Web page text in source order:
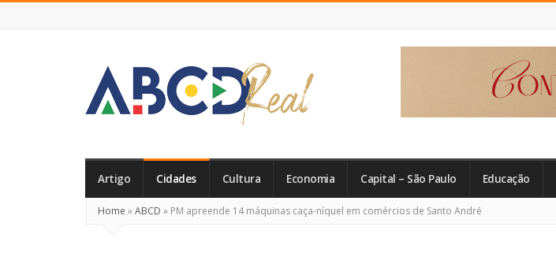
Real
Artigo Cidades Cultura Economia Capital – São Paulo Educação
Home »ABCD » PM apreende 14 máquinas caça-níquel em comércios de Santo André